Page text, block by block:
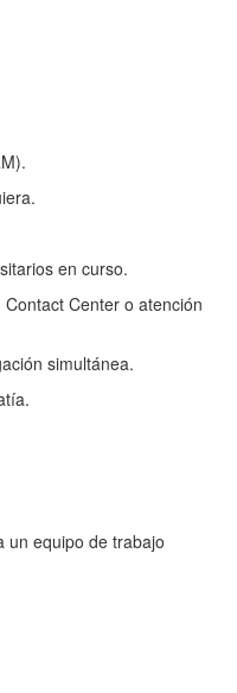
en curso.
Center o atención
simultánea.
un equipo de trabajo